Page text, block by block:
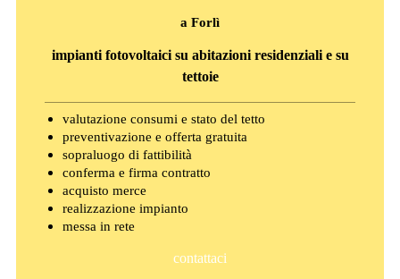
a Forlì
impianti fotovoltaici su abitazioni residenziali e su
tettoie
valutazione consumi e stato del tetto
preventivazione e offerta gratuita
sopraluogo di fattibilità
conferma e firma contratto
acquisto merce
realizzazione impianto
messa in rete
contattaci